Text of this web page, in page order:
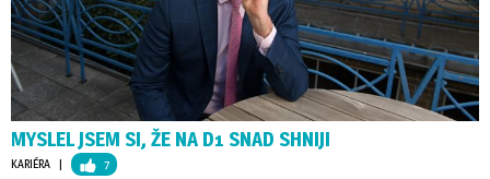
MYSLEL JSEM SI, ŽE NA D1 SNAD SHNIJI
KARIÉRA | 7